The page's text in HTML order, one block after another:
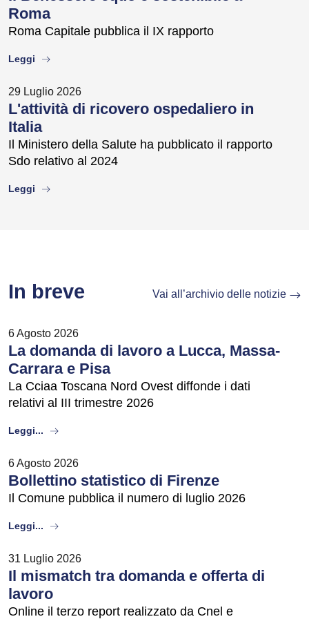
Roma
Roma Capitale pubblica il IX rapporto
Leggi about
29 Luglio 2026
L'attività di ricovero ospedaliero in
Italia
Il Ministero della Salute ha pubblicato il rapporto
Sdo relativo al 2024
Leggi about
In breve Vai all’archivio delle notizie
6 Agosto 2026
La domanda di lavoro a Lucca, Massa-
Carrara e Pisa
La Cciaa Toscana Nord Ovest diffonde i dati
relativi al III trimestre 2026
Leggi... about
6 Agosto 2026
Bollettino statistico di Firenze
Il Comune pubblica il numero di luglio 2026
Leggi... about
31 Luglio 2026
Il mismatch tra domanda e offerta di
lavoro
Online il terzo report realizzato da Cnel e